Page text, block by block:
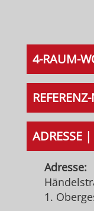
4-RAUM-
ADRESSE
Adresse:
1.